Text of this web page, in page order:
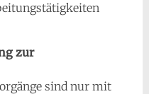
zur
sind nur mit